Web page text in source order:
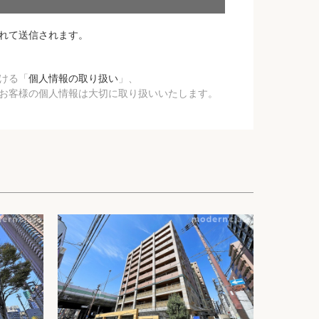
て送信されます。
る「個人情報の取り扱い 」、
客様の個人情報は大切に取り扱いいたします。